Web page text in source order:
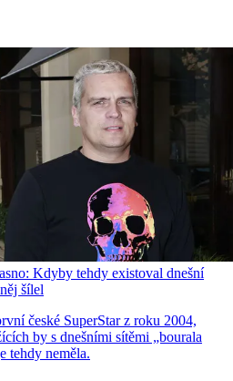
Kdyby tehdy existoval dnešní
šílel
české SuperStar z roku 2004,
by s dnešními sítěmi „bourala
tehdy neměla.